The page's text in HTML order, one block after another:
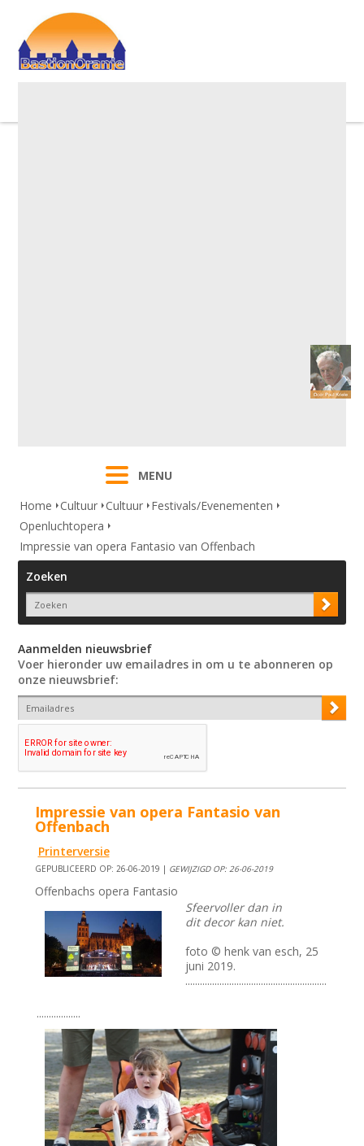
MENU
Home
Cultuur Cultuur Festivals/Evenementen
Openluchtopera
Impressie van opera Fantasio van Offenbach
Zoeken
Aanmelden nieuwsbrief
Voer hieronder uw emailadres in om u te abonneren op
onze nieuwsbrief:
Impressie van opera Fantasio van
Offenbach
Printerversie
GEPUBLICEERD OP: 26-06-2019 | GEWIJZIGD OP: 26-06-2019
Offenbachs opera Fantasio
Sfeervoller dan in
dit decor kan niet.
foto © henk van esch, 25
juni 2019.
..........................................................
..................